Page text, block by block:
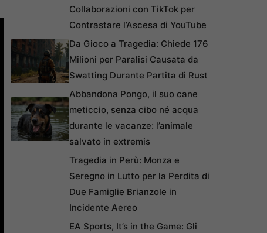
Collaborazioni con TikTok per
Contrastare l’Ascesa di YouTube
Da Gioco a Tragedia: Chiede 176
Milioni per Paralisi Causata da
Swatting Durante Partita di Rust
Abbandona Pongo, il suo cane
meticcio, senza cibo né acqua
durante le vacanze: l’animale
salvato in extremis
Tragedia in Perù: Monza e
Seregno in Lutto per la Perdita di
Due Famiglie Brianzole in
Incidente Aereo
EA Sports, It’s in the Game: Gli